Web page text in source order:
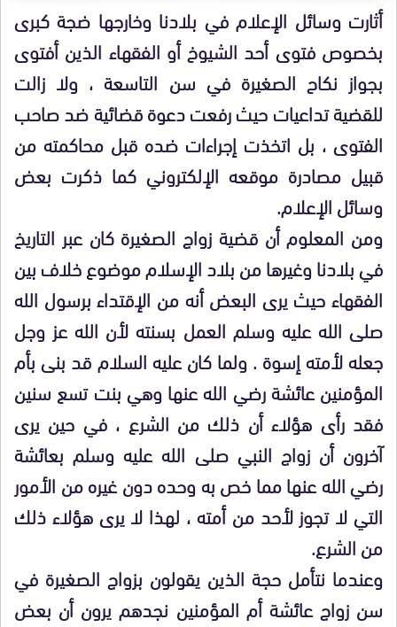
أثارت وسائل الإعلام في بلادنا وخارجها ضجة كبرى
بخصوص فتوى أحد الشيوخ أو الفقهاء الذين أفتوى
بجواز نكاح الصغيرة في سن التاسعة ، ولا زالت
للقضية تداعيات حيث رفعت دعوة قضائية ضد صاحب
الفتوى ، بل اتخذت إجراءات ضده قبل محاكمته من
قبيل مصادرة موقعه الإلكتروني كما ذكرت بعض
وسائل الإعلام.
ومن المعلوم أن قضية زواج الصغيرة كان عبر التاريخ
في بلادنا وغيرها من بلاد الإسلام موضوع خلاف بين
الفقهاء حيث يرى البعض أنه من الإقتداء برسول الله
صلى الله عليه وسلم العمل بسنته لأن الله عز وجل
جعله لأمته إسوة . ولما كان عليه السلام قد بنى بأم
المؤمنين عائشة رضي الله عنها وهي بنت تسع سنين
فقد رأى هؤلاء أن ذلك من الشرع ، في حين يرى
آخرون أن زواج النبي صلى الله عليه وسلم بعائشة
رضي الله عنها مما خص به وحده دون غيره من الأمور
التي لا تجوز لأحد من أمته ، لهذا لا يرى هؤلاء ذلك
من الشرع.
وعندما نتأمل حجة الذين يقولون بزواج الصغيرة في
سن زواج عائشة أم المؤمنين نجدهم يرون أن بعض